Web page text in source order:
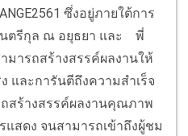
ซึ่งอยู่ภายใต้การ
ตรีกุล ณ อยุธยา และ พี่
มารถสร้างสรรค์ผลงานให้
และการันตีถึงความสำเร็จ
สร้างสรรค์ผลงานคุณภาพ
สดง จนสามารถเข้าถึงผู้ชม